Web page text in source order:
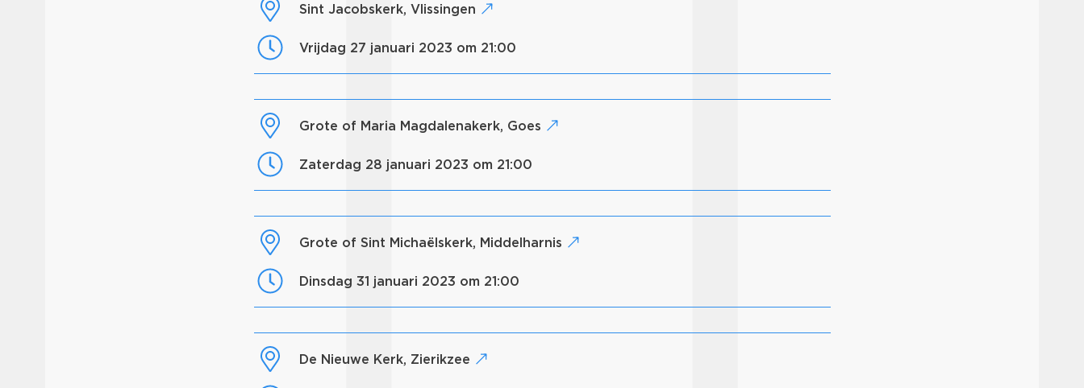
Sint Jacobskerk, Vlissingen
vrijdag 27 januari 2023 om 21:00
Grote of Maria Magdalenakerk, Goes
zaterdag 28 januari 2023 om 21:00
Grote of Sint Michaëlskerk, Middelharnis
dinsdag 31 januari 2023 om 21:00
De Nieuwe Kerk, Zierikzee